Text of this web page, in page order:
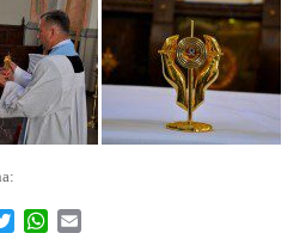
TwitterWhatsApp